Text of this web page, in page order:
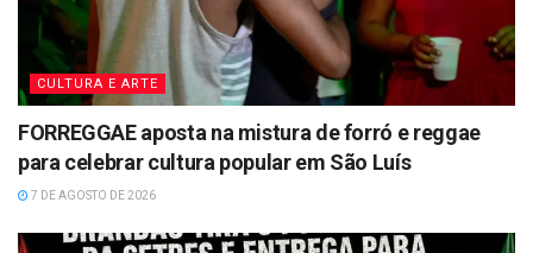
CULTURA E ARTE
FORREGGAE aposta na mistura de forró e reggae
para celebrar cultura popular em São Luís
7 DE AGOSTO DE 2026